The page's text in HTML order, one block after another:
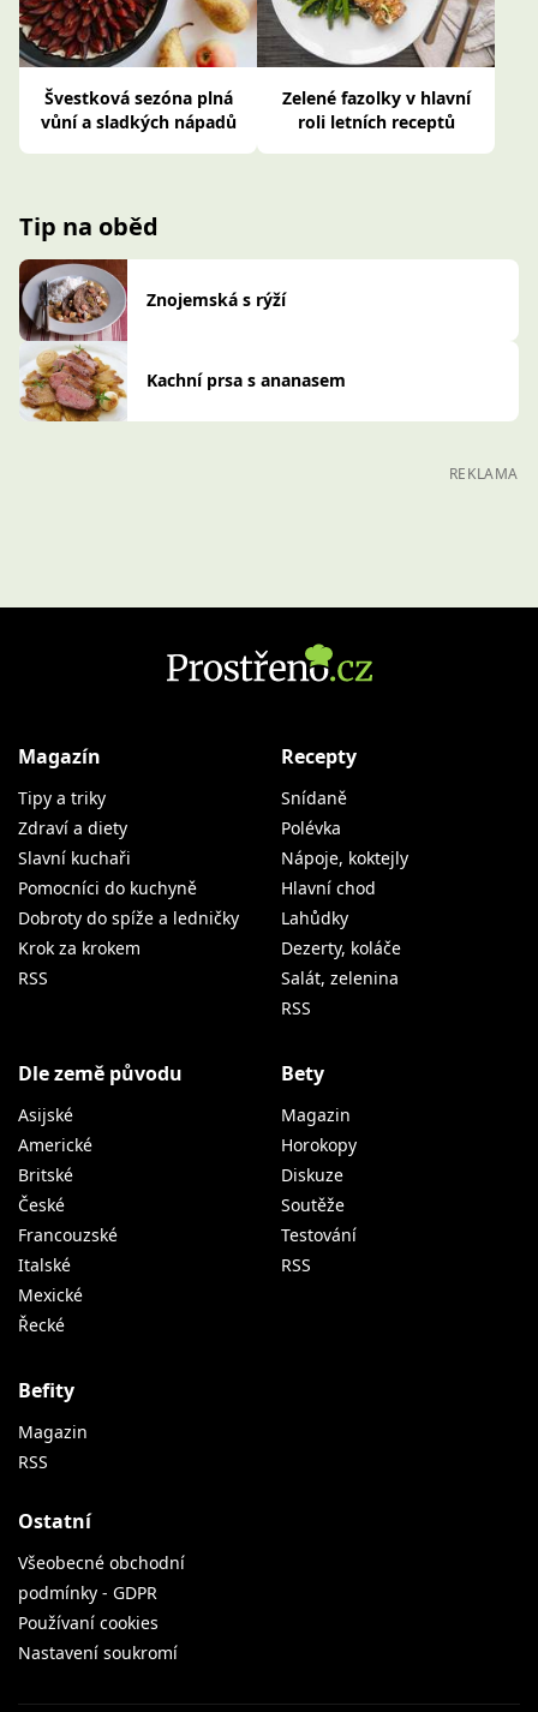
Švestková sezóna plná
vůní a sladkých nápadů
Zelené fazolky v hlavní
roli letních receptů
Tip na oběd
Znojemská s rýží
Kachní prsa s ananasem
REKLAMA
Magazín
Tipy a triky
Zdraví a diety
Slavní kuchaři
Pomocníci do kuchyně
Dobroty do spíže a ledničky
Krok za krokem
RSS
Recepty
Snídaně
Polévka
Nápoje, koktejly
Hlavní chod
Lahůdky
Dezerty, koláče
Salát, zelenina
RSS
Dle země původu
Asijské
Americké
Britské
České
Francouzské
Italské
Mexické
Řecké
Bety
Magazin
Horokopy
Diskuze
Soutěže
Testování
RSS
Befity
Magazin
RSS
Ostatní
Všeobecné obchodní
podmínky - GDPR
Používaní cookies
Nastavení soukromí